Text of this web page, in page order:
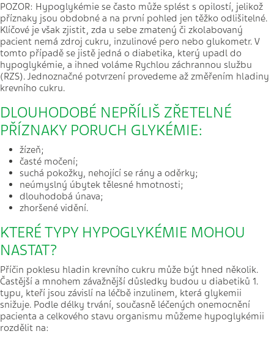
POZOR: Hypoglykémie se často může splést s opilostí, jelikož
příznaky jsou obdobné a na první pohled jen těžko odlišitelné.
Klíčové je však zjistit, zda u sebe zmatený či zkolabovaný
pacient nemá zdroj cukru, inzulinové pero nebo glukometr. V
tomto případě se jistě jedná o diabetika, který upadl do
hypoglykémie, a ihned voláme Rychlou záchrannou službu
(RZS). Jednoznačné potvrzení provedeme až změřením hladiny
krevního cukru.
DLOUHODOBÉ NEPŘÍLIŠ ZŘETELNÉ
PŘÍZNAKY PORUCH GLYKÉMIE:
žízeň;
časté močení;
suchá pokožky, nehojící se rány a oděrky;
neúmyslný úbytek tělesné hmotnosti;
dlouhodobá únava;
zhoršené vidění.
KTERÉ TYPY HYPOGLYKÉMIE MOHOU
NASTAT?
Příčin poklesu hladin krevního cukru může být hned několik.
Častější a mnohem závažnější důsledky budou u diabetiků 1.
typu, kteří jsou závislí na léčbě inzulinem, která glykemii
snižuje. Podle délky trvání, současně léčených onemocnění
pacienta a celkového stavu organismu můžeme hypoglykémii
rozdělit na: